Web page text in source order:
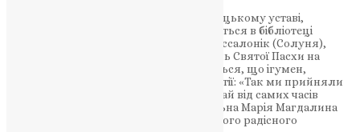
В одному древньому рукописному грецькому уставі,
написаному на пергаменті, що зберігається в бібліотеці
монастиря святої Анастасії поблизу Фессалонік (Солуня),
поміщена молитва, що читається в день Святої Пасхи на
освячення яєць та сиру, в якій вказується, що ігумен,
роздаючи освячені яйця, говорить братії: «Так ми прийняли
від святих отців, які зберегли цей звичай від самих часів
апостольських, бо свята рівноапостольна Марія Магдалина
перша показала віруючим приклад цього радісного